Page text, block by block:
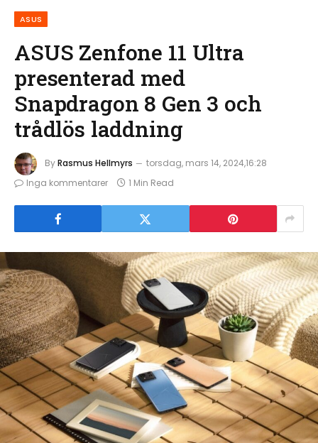
ASUS
ASUS Zenfone 11 Ultra
presenterad med
Snapdragon 8 Gen 3 och
trådlös laddning
ByRasmus Hellmyrs
torsdag, mars 14, 2024,16:28
Inga kommentarer
1 Min Read